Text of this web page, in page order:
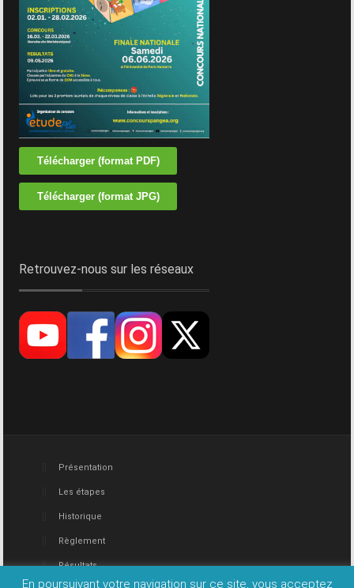
Télécharger (format PDF)
Télécharger (format JPG)
Retrouvez-nous sur les réseaux
Présentation
Les étapes
Historique
Règlement
Résultats
En poursuivant votre navigation sur ce site, vous acceptez